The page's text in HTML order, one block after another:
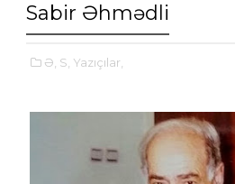
Sabir Əhmədli
Ə, S, Yazıçılar,